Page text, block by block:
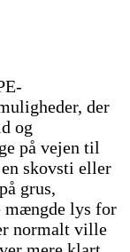
der
og
på vejen til
skovsti eller
grus,
mængde lys for
normalt ville